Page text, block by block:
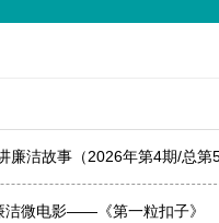
廉洁故事（2026年第4期/总第
洁微电影——《第一粒扣子》